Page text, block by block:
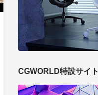
CGWORLD特設サイト